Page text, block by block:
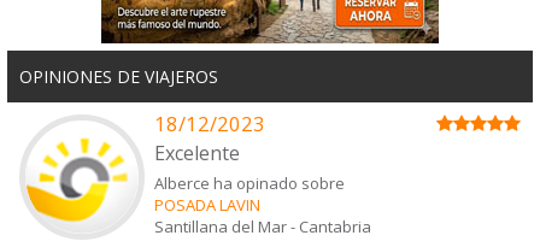
OPINIONES DE VIAJEROS
18/12/2023
Excelente
Alberce ha opinado sobre
POSADA LAVIN
Santillana del Mar- Cantabria